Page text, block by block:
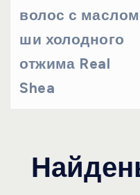
волос с маслом
ши холодного
отжима Real
Shea